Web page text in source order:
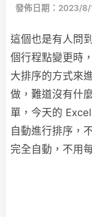
發佈日期：2023/
這個也是有人問
個行程點變更時
大排序的方式來
做，難道沒有什
單，今天的
自動進行排序，
完全自動，不用